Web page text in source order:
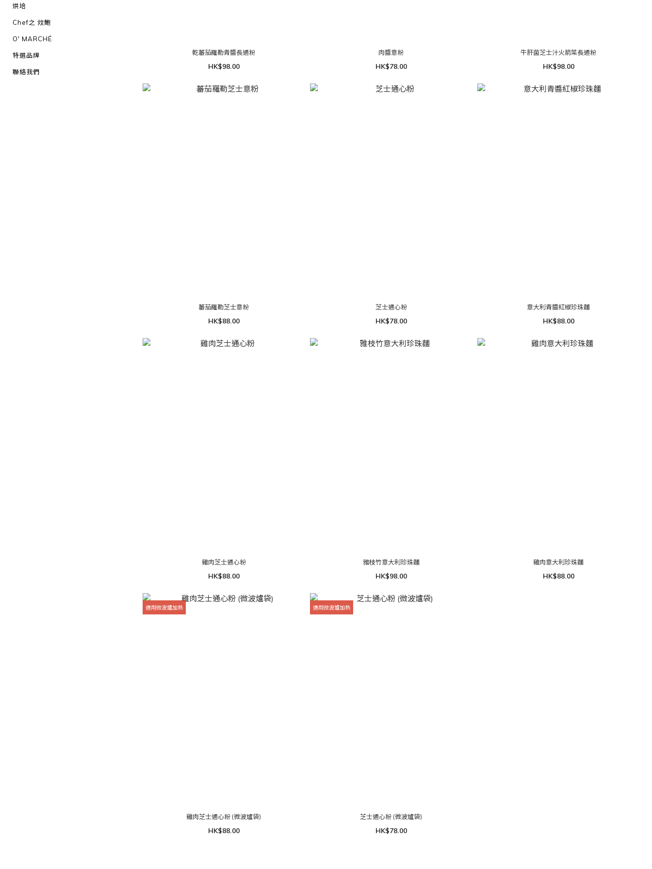
烘培
Chef之 炆鮑
O' MARCHÉ
特選品牌
聯絡我們
乾蕃茄羅勒青醬長通粉
HK$98.00
肉醬意粉
HK$78.00
牛肝菌芝士汁火箭菜長通粉
HK$98.00
蕃茄羅勒芝士意粉
HK$88.00
芝士通心粉
HK$78.00
意大利青醬紅椒珍珠麵
HK$88.00
雞肉芝士通心粉
HK$88.00
雅枝竹意大利珍珠麵
HK$98.00
雞肉意大利珍珠麵
HK$88.00
適用微波爐加熱
雞肉芝士通心粉 (微波爐袋)
HK$88.00
適用微波爐加熱
芝士通心粉 (微波爐袋)
HK$78.00